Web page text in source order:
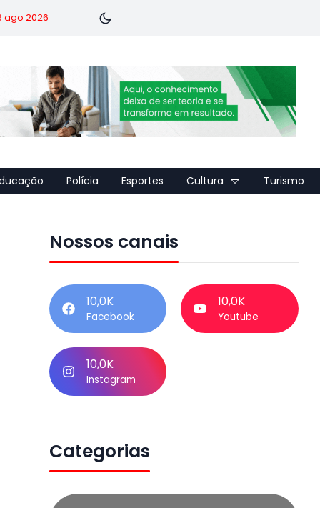
ago 2026
Polícia Esportes Cultura Turismo
Nossos canais
10,0K
Facebook
10,0K
Youtube
10,0K
Instagram
Categorias